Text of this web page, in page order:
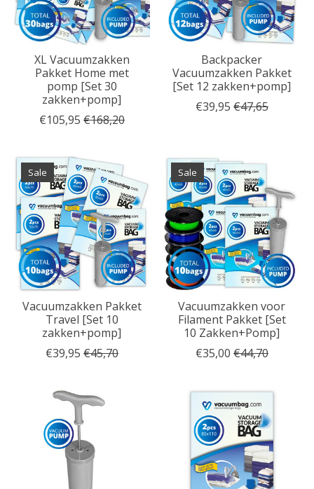
XL Vacuumzakken
Pakket Home met
pomp [Set 30
zakken+pomp]
€105,95 €168,20
Backpacker
Vacuumzakken Pakket
[Set 12 zakken+pomp]
€39,95 €47,65
Sale
Vacuumzakken Pakket
Travel [Set 10
zakken+pomp]
€39,95 €45,70
Sale
Vacuumzakken voor
Filament Pakket [Set
10 Zakken+Pomp]
€35,00 €44,70